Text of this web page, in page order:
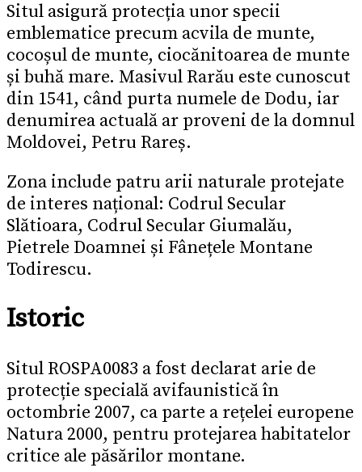
Situl asigură protecția unor specii
emblematice precum acvila de munte,
cocoșul de munte, ciocănitoarea de munte
și buhă mare. Masivul Rarău este cunoscut
din 1541, când purta numele de Dodu, iar
denumirea actuală ar proveni de la domnul
Moldovei, Petru Rareș.
Zona include patru arii naturale protejate
de interes național: Codrul Secular
Slătioara, Codrul Secular Giumalău,
Pietrele Doamnei și Fânețele Montane
Todirescu.
Istoric
Situl ROSPA0083 a fost declarat arie de
protecție specială avifaunistică în
octombrie 2007, ca parte a rețelei europene
Natura 2000, pentru protejarea habitatelor
critice ale păsărilor montane.